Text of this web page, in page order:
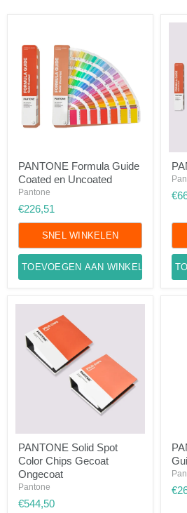
Formula
Guide
Coated
Uncoated
PANTONE Formula Guide
Coated en Uncoated
Pantone
€226,51
SNEL WINKELEN
TOEVOEGEN AAN WINKELWAGEN
Set
Solid
Spot
Color
Chips
Ongecoat
PANTONE Solid Spot
Color Chips Gecoat
Ongecoat
Pantone
€544,50